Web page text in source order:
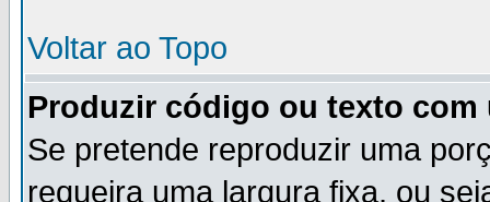
Voltar ao Topo
Produzir código ou texto com
Se pretende reproduzir uma
requeira uma largura fixa, ou